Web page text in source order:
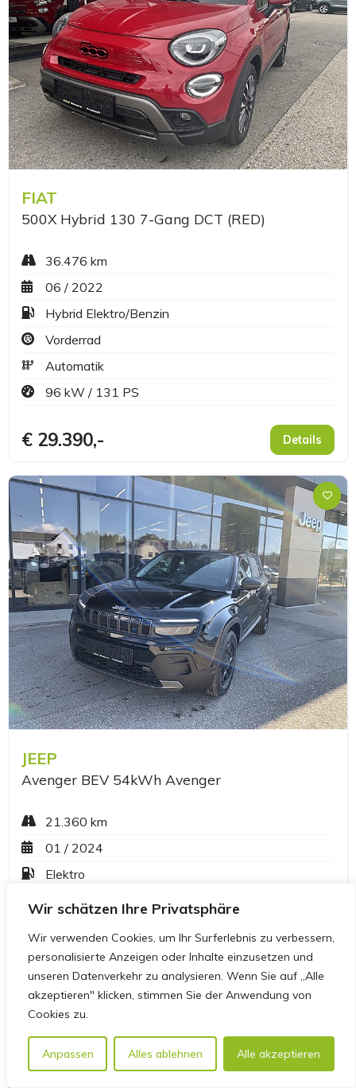
Wir schätzen Ihre Privatsphäre
Wir verwenden Cookies, um Ihr Surferlebnis zu verbessern,
personalisierte Anzeigen oder Inhalte einzusetzen und
unseren Datenverkehr zu analysieren. Wenn Sie auf „Alle
akzeptieren" klicken, stimmen Sie der Anwendung von
Cookies zu.
Anpassen Alles ablehnen Alle akzeptieren